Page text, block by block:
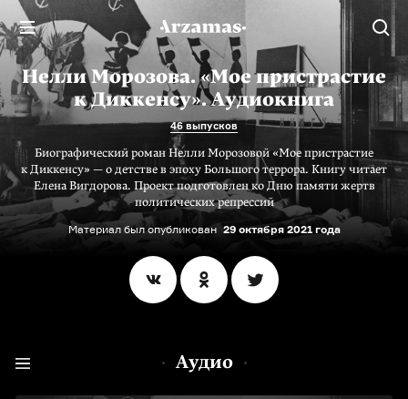
Нелли Морозова. «Мое пристрастие
к Диккенсу». Аудиокнига
46 выпусков
Биографический роман Нелли Морозовой «Мое пристрастие
к Диккенсу» — о детстве в эпоху Большого террора. Книгу читает
Елена Вигдорова. Проект подготовлен ко Дню памяти жертв
политических репрессий
Материал был опубликован 29 октября 2021 года
Аудио